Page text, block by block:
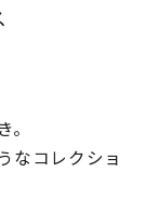
なコレクショ